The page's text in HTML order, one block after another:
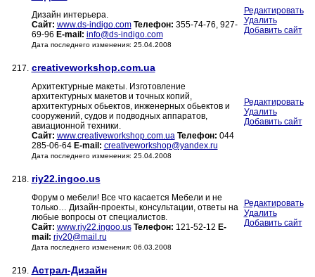
Дизайн интерьера.
Сайт: www.ds-indigo.com Телефон: 355-74-76, 927-
69-96 E-mail: info@ds-indigo.com
Дата последнего изменения: 25.04.2008
Редактировать
Удалить
Добавить сайт
217. creativeworkshop.com.ua
Архитектурные макеты. Изготовление
архитектурных макетов и точных копий,
архитектурных обьектов, инженерных обьектов и
сооружений, судов и подводных аппаратов,
авиационной техники.
Сайт: www.creativeworkshop.com.ua Телефон: 044
285-06-64 E-mail: creativeworkshop@yandex.ru
Дата последнего изменения: 25.04.2008
Редактировать
Удалить
Добавить сайт
218. riy22.ingoo.us
Форум о мебели! Все что касается Мебели и не
только… Дизайн-проекты, консультации, ответы на
любые вопросы от специалистов.
Сайт: www.riy22.ingoo.us Телефон: 121-52-12 E-
mail: riy20@mail.ru
Дата последнего изменения: 06.03.2008
Редактировать
Удалить
Добавить сайт
219. Астрал-Дизайн